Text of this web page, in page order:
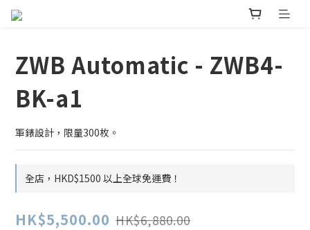
ZWB Automatic - ZWB4-
BK-a1
軍錶設計，限量300枚。
全店，HKD$1500 以上全球免運費！
HK$5,500.00 HK$6,880.00